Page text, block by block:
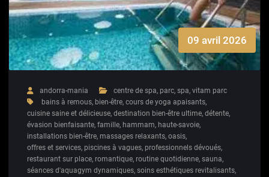
09 avril 2026
andorra-mania centre de spa, parc, spa, vitam parc
bains à remous, bien-être, cours de yoga apaisants,
cuisine saine et délicieuse, destination bien-être ultime, détente,
évasion bienfaisante, famille, hammam, haute-savoie,
installations bien-être, massages relaxants, oasis,
offres et services, piscines à vagues, professionnels dévoués,
restaurant sur place, romantique, routine quotidienne, sauna,
séances d'aquagym dynamiques, soins esthétiques revitalisants,